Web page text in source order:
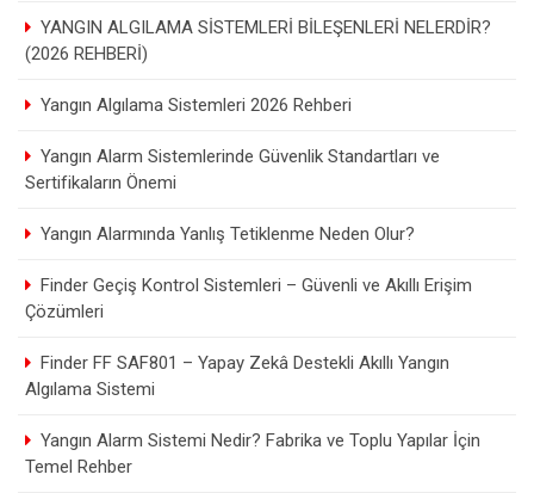
YANGIN ALGILAMA SİSTEMLERİ BİLEŞENLERİ NELERDİR?
(2026 REHBERİ)
Yangın Algılama Sistemleri 2026 Rehberi
Yangın Alarm Sistemlerinde Güvenlik Standartları ve
Sertifikaların Önemi
Yangın Alarmında Yanlış Tetiklenme Neden Olur?
Finder Geçiş Kontrol Sistemleri – Güvenli ve Akıllı Erişim
Çözümleri
Finder FF SAF801 – Yapay Zekâ Destekli Akıllı Yangın
Algılama Sistemi
Yangın Alarm Sistemi Nedir? Fabrika ve Toplu Yapılar İçin
Temel Rehber